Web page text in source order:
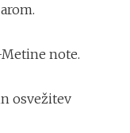
note.
osvežitev